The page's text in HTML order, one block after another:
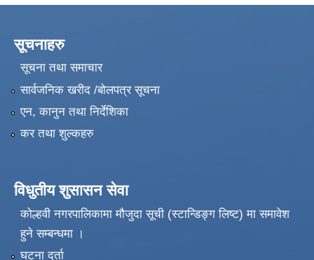
सूचनाहरु
सूचना तथा समाचार
सार्वजनिक खरीद /बोलपत्र सूचना
एन, कानुन तथा निर्देशिका
कर तथा शुल्कहरु
विधुतीय शुसासन सेवा
कोल्हवी नगरपालिकामा मौजुदा सूची (स्टान्डिङ्ग लिष्ट) मा समावेश
हुने सम्बन्धमा ।
घटना दर्ता